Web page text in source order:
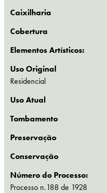
Caixilharia
Cobertura
Elementos Artísticos:
Uso Original
Residencial
Uso Atual
Tombamento
Preservação
Conservação
Número do Processo:
Processo n.188 de 1928